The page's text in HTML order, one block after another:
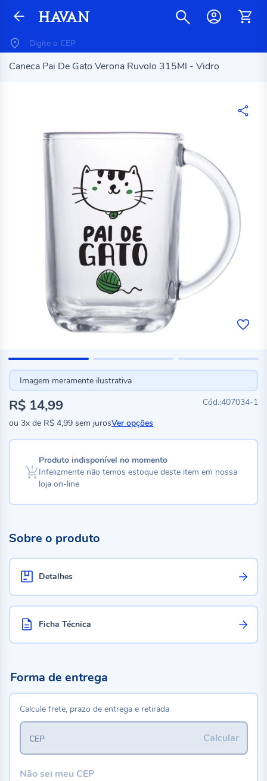
Caneca Pai De Gato Verona Ruvolo 315Ml - Vidro
Imagem meramente ilustrativa
407034-1
R$ 14,99
ou 3x de R$ 4,99 sem jurosVer opções
Produto indisponível no momento
Infelizmente não temos estoque deste item em nossa
loja on-line
Sobre o produto
Detalhes
Ficha Técnica
Forma de entrega
Calcule frete, prazo de entrega e retirada
Calcular
CEP
Não sei meu CEP